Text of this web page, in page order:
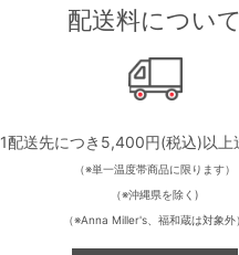
配送料について
1配送先につき5,400円(税込)以上
（※単一温度帯商品に限ります）
（※沖縄県を除く)
（※Anna Miller's、福和蔵は対象外）